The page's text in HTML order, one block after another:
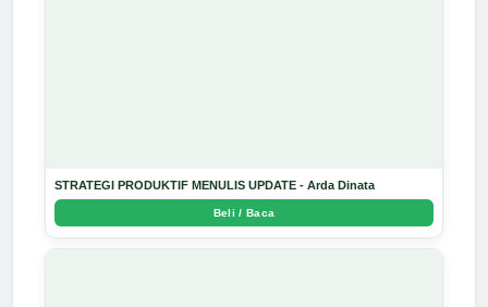
STRATEGI PRODUKTIF MENULIS UPDATE - Arda Dinata
Beli / Baca